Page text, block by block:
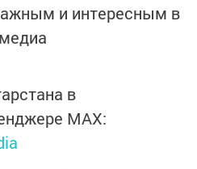
и интересным в
в
MАХ: